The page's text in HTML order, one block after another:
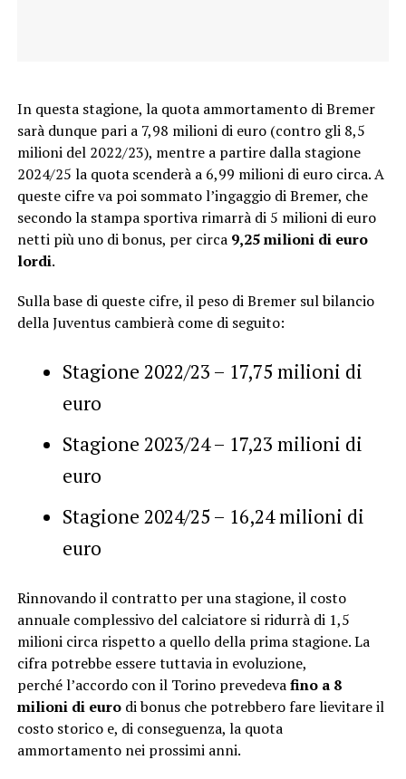
In questa stagione, la quota ammortamento di Bremer
sarà dunque pari a 7,98 milioni di euro (contro gli 8,5
milioni del 2022/23), mentre a partire dalla stagione
2024/25 la quota scenderà a 6,99 milioni di euro circa. A
queste cifre va poi sommato l’ingaggio di Bremer, che
secondo la stampa sportiva rimarrà di 5 milioni di euro
netti più uno di bonus, per circa 9,25 milioni di euro
lordi.
Sulla base di queste cifre, il peso di Bremer sul bilancio
della Juventus cambierà come di seguito:
Stagione 2022/23 – 17,75 milioni di
euro
Stagione 2023/24 – 17,23 milioni di
euro
Stagione 2024/25 – 16,24 milioni di
euro
Rinnovando il contratto per una stagione, il costo
annuale complessivo del calciatore si ridurrà di 1,5
milioni circa rispetto a quello della prima stagione. La
cifra potrebbe essere tuttavia in evoluzione,
perché l’accordo con il Torino prevedevafino a 8
milioni di eurodi bonus che potrebbero fare lievitare il
costo storico e, di conseguenza, la quota
ammortamento nei prossimi anni.